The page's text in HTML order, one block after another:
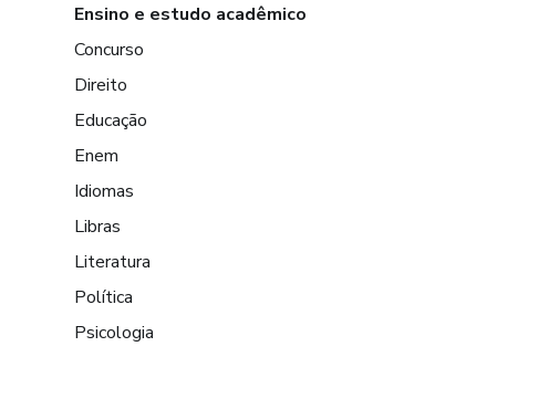
Ensino e estudo acadêmico
Concurso
Direito
Educação
Enem
Idiomas
Libras
Literatura
Política
Psicologia